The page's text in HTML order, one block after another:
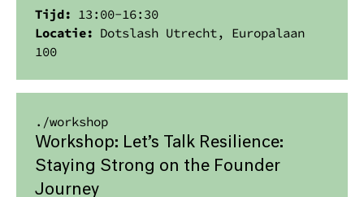
Tijd: 13:00-16:30
Locatie: Dotslash Utrecht, Europalaan
100
./workshop
Workshop: Let’s Talk Resilience:
Staying Strong on the Founder
Journey